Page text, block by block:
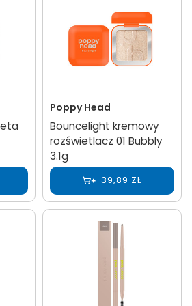
Poppy Head
Bouncelight kremowy
rozświetlacz 01 Bubbly
3.1g
39,89 ZŁ